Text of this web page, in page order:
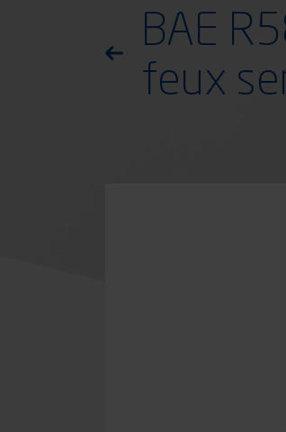
Retourner à la liste des
BAE
feux